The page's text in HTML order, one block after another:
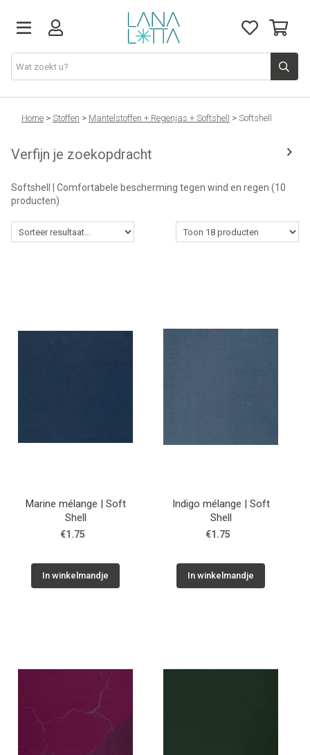
Stoffen
Fournituren
Naaigerief
Patronen
Home > Stoffen > Mantelstoffen + Regenjas + Softshell > Softshell
Verfijn je zoekopdracht
Softshell | Comfortabele bescherming tegen wind en regen (10
producten)
Marine mélange | Soft
Shell
€1.75
In winkelmandje
Indigo mélange | Soft
Shell
€1.75
In winkelmandje